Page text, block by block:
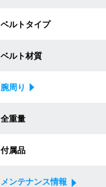
ベルトタイプ
ベルト材質
腕周り
全重量
付属品
メンテナンス情報